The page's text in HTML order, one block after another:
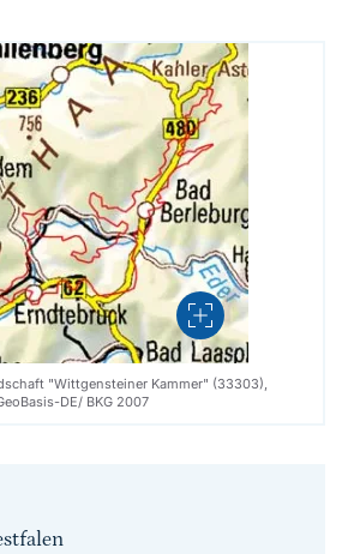
Vergrößern
"Wittgensteiner Kammer" (33303),
DE/ BKG 2007